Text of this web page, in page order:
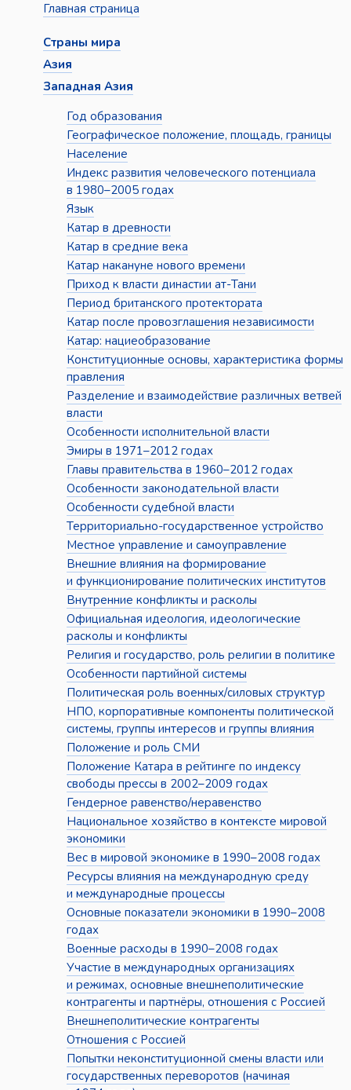
Главная страница
Страны мира
Азия
Западная Азия
Год образования
Географическое положение, площадь, границы
Население
Индекс развития человеческого потенциала
в 1980–2005 годах
Язык
Катар в древности
Катар в средние века
Катар накануне нового времени
Приход к власти династии ат-Тани
Период британского протектората
Катар после провозглашения независимости
Катар: нациеобразование
Конституционные основы, характеристика формы
правления
Разделение и взаимодействие различных ветвей
власти
Особенности исполнительной власти
Эмиры в 1971–2012 годах
Главы правительства в 1960–2012 годах
Особенности законодательной власти
Особенности судебной власти
Территориально-государственное устройство
Местное управление и самоуправление
Внешние влияния на формирование
и функционирование политических институтов
Внутренние конфликты и расколы
Официальная идеология, идеологические
расколы и конфликты
Религия и государство, роль религии в политике
Особенности партийной системы
Политическая роль военных/силовых структур
НПО, корпоративные компоненты политической
системы, группы интересов и группы влияния
Положение и роль СМИ
Положение Катара в рейтинге по индексу
свободы прессы в 2002–2009 годах
Гендерное равенство/неравенство
Национальное хозяйство в контексте мировой
экономики
Вес в мировой экономике в 1990–2008 годах
Ресурсы влияния на международную среду
и международные процессы
Основные показатели экономики в 1990–2008
годах
Военные расходы в 1990–2008 годах
Участие в международных организациях
и режимах, основные внешнеполитические
контрагенты и партнёры, отношения с Россией
Внешнеполитические контрагенты
Отношения с Россией
Попытки неконституционной смены власти или
государственных переворотов (начиная